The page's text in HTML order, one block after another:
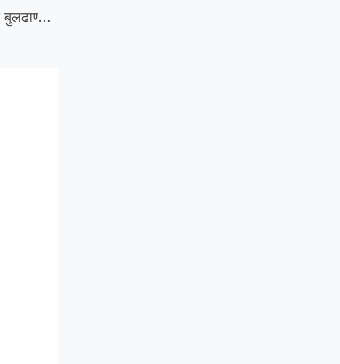
Kerosene Comes :गॅस टंचाईत बुलढाण्याला रॉकेलचा आधार; प्रत्येक कुटुंबाला ३ लिटर वाटप